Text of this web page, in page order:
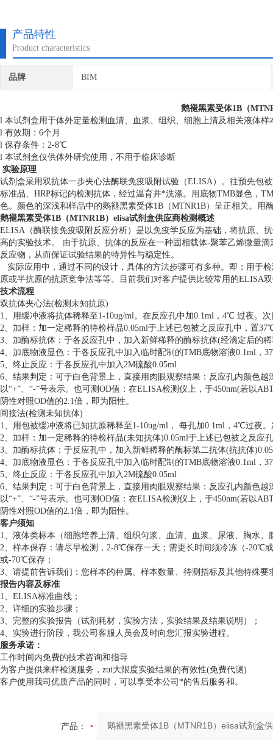
产品特性
Product characteristics
品牌 BIM
鹅褪黑素受体1B（
l 本试剂盒用于体外定量检测血清、血浆、组织、细胞上清及相关液体
l 有效期：6个月
l 保存条件：2-8℃
l 本试剂盒仅供体外研究使用，不用于临床诊断
实验原理
试剂盒采用双抗体一步夹心法酶联免疫吸附试验（ELISA）。往预先包
标准品、HRP标记的检测抗体，经过温育并*洗涤。用底物TMB显色，
色。颜色的深浅和样品中的鹅褪黑素受体1B（MTNR1B）呈正相关。用
鹅褪黑素受体1B（MTNR1B）elisa试剂盒供应商检测概述
ELISA（酶联接免疫吸附反应分析）是以免疫学反应为基础，将抗原、
高的实验技术。 由于抗原、抗体的反应在一种固相载体-聚苯乙烯微量
反应物，从而保证试验结果的特异性与稳定性。
实际应用中，通过不同的设计，具体的方法步骤可有多种。即：用于
原或半抗原的抗原竞争法等等。目前我们对客户提供比较常用的ELISA
技术流程
双抗体夹心法(检测未知抗原)
1、用缓冲液将抗体稀释至1-10ug/ml。在反应孔中加0.1ml，4℃ 过夜。
2、加样：加一定稀释的待检样品0.05ml于上述已包被之反应孔中，置
3、加酶标抗体：于各反应孔中，加入新鲜稀释的酶标抗体(经滴定后的
4、加底物液显色：于各反应孔中加入临时配制的TMB底物溶液0.1ml，
5、终止反应：于各反应孔中加入2M硫酸0.05ml
6、结果判定：可于白色背景上，直接用肉眼观察结果：反应孔内颜色
以“+”、“-”号表示。也可测OD值：在ELISA检测仪上，于450nm(若以
阴性对照OD值的2.1倍，即为阳性。
间接法(检测未知抗体)
1、用包被缓冲液将已知抗原稀释至1-10ug/ml， 每孔加0.1ml，4℃过夜
2、加样：加一定稀释的待检样品(未知抗体)0.05ml于上述已包被之反
3、加酶标抗体：于反应孔中，加入新鲜稀释的酶标第二抗体(抗抗体
4、加底物液显色：于各反应孔中加入临时配制的TMB底物溶液0.1ml，
5、终止反应：于各反应孔中加入2M硫酸0.05ml
6、结果判定：可于白色背景上，直接用肉眼观察结果：反应孔内颜色
以“+”、“-”号表示。也可测OD值：在ELISA检测仪上，于450nm(若以
阴性对照OD值的2.1倍，即为阳性。
客户须知
1、液体类标本（细胞培养上清、组织匀浆、血清、血浆、尿液、胸水、
2、样本保存：请尽早检测，2-8℃保存一天；需更长时间须冷冻（-
或-70℃保存；
3、请提前告诉我们：您样本的种属、样本数量、待测指标及其他特殊要
报告内容及标准
1、ELISA标准曲线；
2、详细的实验步骤；
3、完整的实验报告（试剂耗材，实验方法，实验结果及结果说明）；
4、实验进行阶段，我公司客服人员会及时向您汇报实验进程。
服务承诺：
工作时间内免费的技术咨询和指导
为客户提供来样检测服务，zui大限度实验结果的有效性(免费代测)
客户使用我司优质产品的同时，可以享受本公司*的售后服务和。
产品：